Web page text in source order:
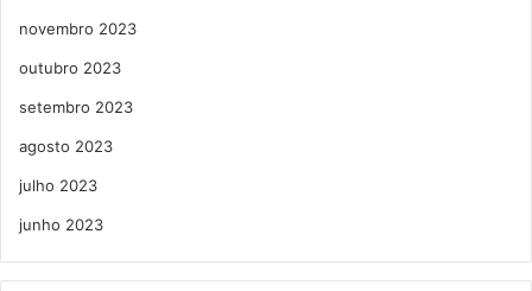
novembro 2023
outubro 2023
setembro 2023
agosto 2023
julho 2023
junho 2023